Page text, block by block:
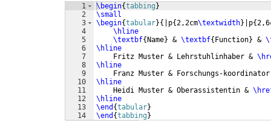
1
2
3
4
5
6
7
8
9
10
11
12
13
14
\begin{tabbing }
\small
\begin{tabular}{ |p{2,2cm\textwidth} |p{
\hline
\textbf{ Name} & \textbf{ Function} &
\hline
    Fritz Muster & Lehrstuhlinhaber &
\hline
Franz Muster & Forschungs-
\hline
    Heidi Muster & Oberassistentin &
\hline
\end {tabular}
\end {tabbing }